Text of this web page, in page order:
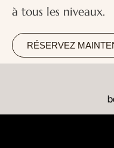
à tous les niveaux.
RÉSERVEZ